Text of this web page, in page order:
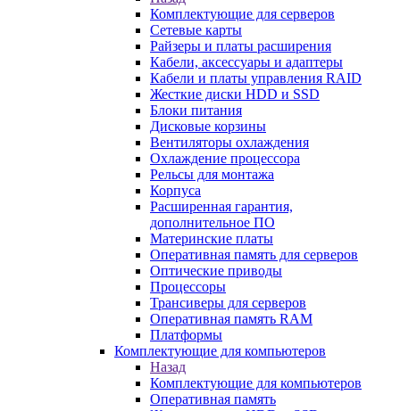
Комплектующие для серверов
Сетевые карты
Райзеры и платы расширения
Кабели, аксессуары и адаптеры
Кабели и платы управления RAID
Жесткие диски HDD и SSD
Блоки питания
Дисковые корзины
Вентиляторы охлаждения
Охлаждение процессора
Рельсы для монтажа
Корпуса
Расширенная гарантия,
дополнительное ПО
Материнские платы
Оперативная память для серверов
Оптические приводы
Процессоры
Трансиверы для серверов
Оперативная память RAM
Платформы
Комплектующие для компьютеров
Назад
Комплектующие для компьютеров
Оперативная память